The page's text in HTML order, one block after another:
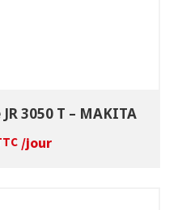
3050 T – MAKITA
/jour